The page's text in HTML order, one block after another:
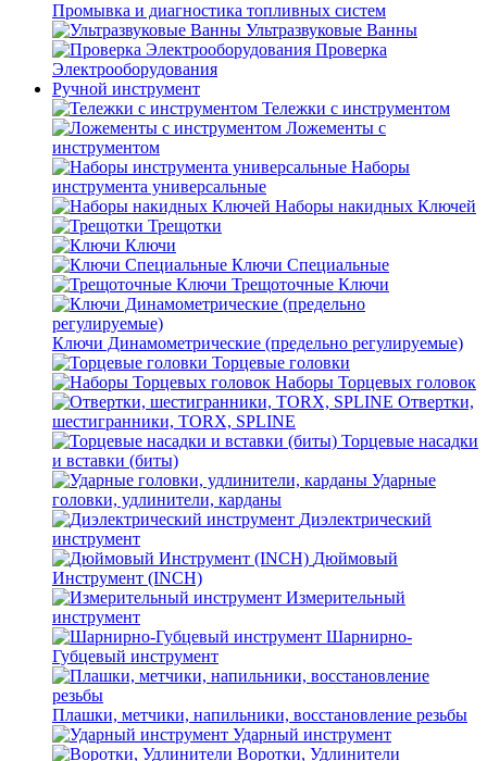
Промывка и диагностика топливных систем
Ультразвуковые Ванны
Проверка
Электрооборудования
Ручной инструмент
Тележки с инструментом
Ложементы с
инструментом
Наборы
инструмента универсальные
Наборы накидных Ключей
Трещотки
Ключи
Ключи Специальные
Трещоточные Ключи
Ключи Динамометрические (предельно регулируемые)
Торцевые головки
Наборы Торцевых головок
Отвертки,
шестигранники, TORX, SPLINE
Торцевые насадки
и вставки (биты)
Ударные
головки, удлинители, карданы
Диэлектрический
инструмент
Дюймовый
Инструмент (INCH)
Измерительный
инструмент
Шарнирно-
Губцевый инструмент
Плашки, метчики, напильники, восстановление резьбы
Ударный инструмент
Воротки, Удлинители